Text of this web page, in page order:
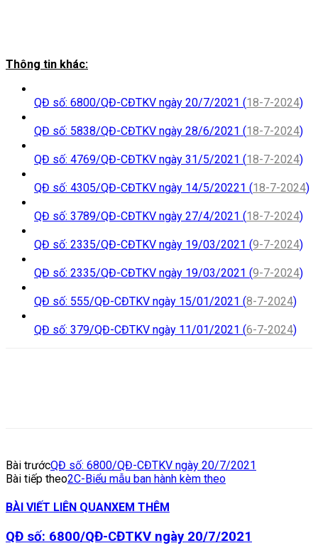
Thông tin khác:
QĐ số: 6800/QĐ-CĐTKV ngày 20/7/2021 (18-7-2024)
QĐ số: 5838/QĐ-CĐTKV ngày 28/6/2021 (18-7-2024)
QĐ số: 4769/QĐ-CĐTKV ngày 31/5/2021 (18-7-2024)
QĐ số: 4305/QĐ-CĐTKV ngày 14/5/20221 (18-7-2024)
QĐ số: 3789/QĐ-CĐTKV ngày 27/4/2021 (18-7-2024)
QĐ số: 2335/QĐ-CĐTKV ngày 19/03/2021 (9-7-2024)
QĐ số: 2335/QĐ-CĐTKV ngày 19/03/2021 (9-7-2024)
QĐ số: 555/QĐ-CĐTKV ngày 15/01/2021 (8-7-2024)
QĐ số: 379/QĐ-CĐTKV ngày 11/01/2021 (6-7-2024)
Bài trướcQĐ số: 6800/QĐ-CĐTKV ngày 20/7/2021
Bài tiếp theo2C-Biểu mẫu ban hành kèm theo
BÀI VIẾT LIÊN QUANXEM THÊM
QĐ số: 6800/QĐ-CĐTKV ngày 20/7/2021